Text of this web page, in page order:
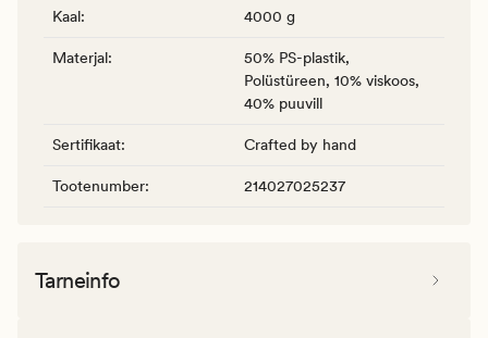
Kaal: 4000 g
Materjal:
50% PS-plastik,
Polüstüreen, 10% viskoos,
40% puuvill
Sertifikaat: Crafted by hand
Tootenumber: 214027025237
Tarneinfo